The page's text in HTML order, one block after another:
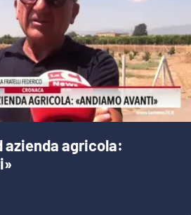
azienda agricola: